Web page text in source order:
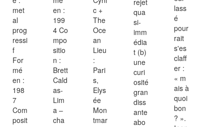
met
al
prog
ressi
f
For
mé
en :
198
7
Com
posit
en :
199
4 Co
mpo
sitio
n :
Brett
Cald
as-
Lim
a –
cha
c +
The
Oce
an
Lieu
:
Pari
s,
Elys
ée
Mon
tmar
rejet
qua
si-
imm
édia
t (b)
une
curi
osité
gran
diss
ante
abo
lass
é
pour
rait
s'es
claff
er :
« m
ais à
quoi
bon
? ».